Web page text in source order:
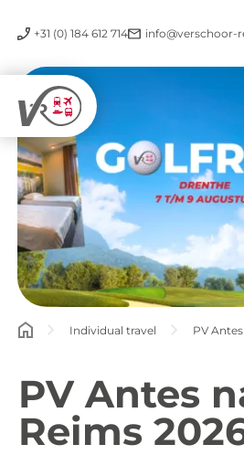
+31 (0) 184 612 714 info@verschoor-
Individual travel PV
PV Antes
Reims